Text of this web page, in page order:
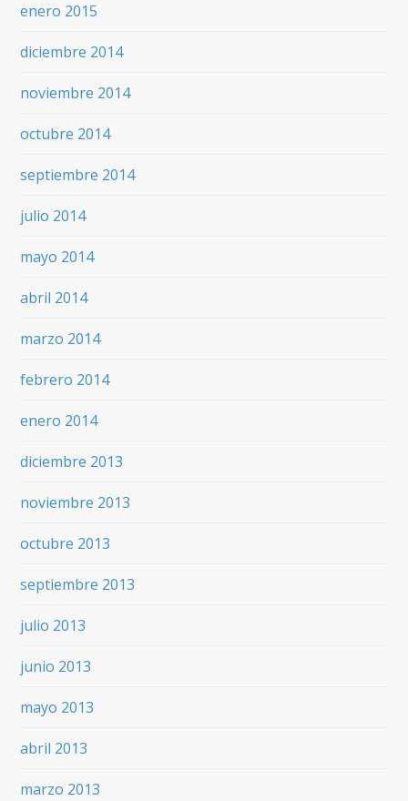
enero 2015
diciembre 2014
noviembre 2014
octubre 2014
septiembre 2014
julio 2014
mayo 2014
abril 2014
marzo 2014
febrero 2014
enero 2014
diciembre 2013
noviembre 2013
octubre 2013
septiembre 2013
julio 2013
junio 2013
mayo 2013
abril 2013
marzo 2013